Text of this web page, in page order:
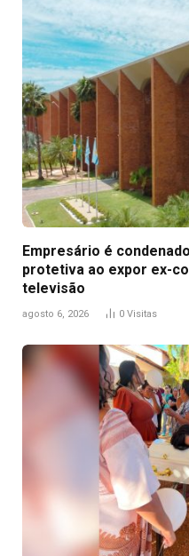
Empresário é
protetiva ao expor ex-
televisão
agosto 6, 2026 0 Visitas